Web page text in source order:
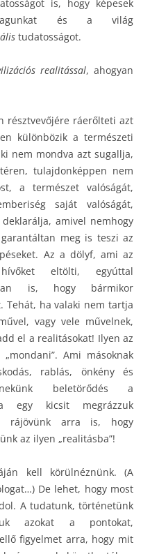
is, hogy képesek
és a világ
tudatosságot.
realitással, ahogyan
résztvevőjére ráerőlteti azt
különbözik a természeti
nem mondva azt sugallja,
tulajdonképpen nem
a természet valóságát,
saját valóságát,
amivel nemhogy
meg is teszi az
Az a dölyf, ami az
eltölti, egyúttal
is, hogy bármikor
Tehát, ha valaki nem tartja
vagy vele művelnek,
el a realitásokat! Ilyen az
Ami másoknak
rablás, önkény és
beletörődés a
egy kicsit megrázzuk
rájövünk arra is, hogy
az ilyen „realitásba”!
kell körülnéznünk. (A
De lehet, hogy most
A tudatunk, történetünk
azokat a pontokat,
figyelmet arra, hogy mit